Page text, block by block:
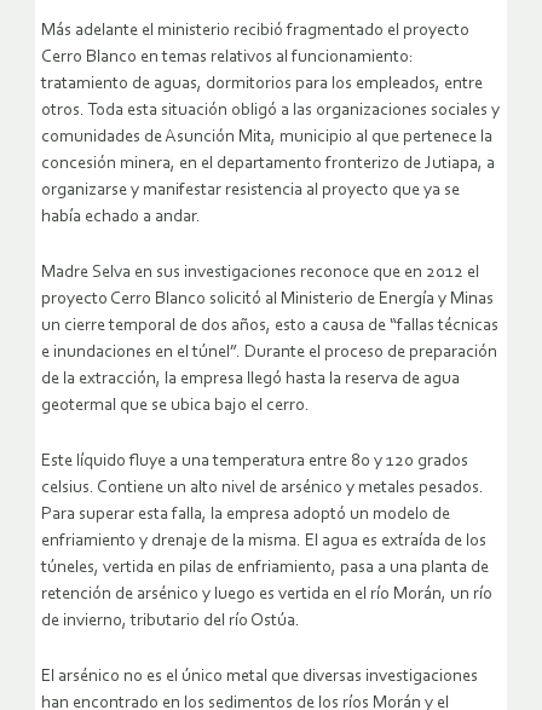
Más adelante el ministerio recibió fragmentado el proyecto
Cerro Blanco en temas relativos al funcionamiento:
tratamiento de aguas, dormitorios para los empleados, entre
otros. Toda esta situación obligó a las organizaciones sociales y
comunidades de Asunción Mita, municipio al que pertenece la
concesión minera, en el departamento fronterizo de Jutiapa, a
organizarse y manifestar resistencia al proyecto que ya se
había echado a andar.
Madre Selva en sus investigaciones reconoce que en 2012 el
proyecto Cerro Blanco solicitó al Ministerio de Energía y Minas
un cierre temporal de dos años, esto a causa de “fallas técnicas
e inundaciones en el túnel”. Durante el proceso de preparación
de la extracción, la empresa llegó hasta la reserva de agua
geotermal que se ubica bajo el cerro.
Este líquido fluye a una temperatura entre 80 y 120 grados
celsius. Contiene un alto nivel de arsénico y metales pesados.
Para superar esta falla, la empresa adoptó un modelo de
enfriamiento y drenaje de la misma. El agua es extraída de los
túneles, vertida en pilas de enfriamiento, pasa a una planta de
retención de arsénico y luego es vertida en el río Morán, un río
de invierno, tributario del río Ostúa.
El arsénico no es el único metal que diversas investigaciones
han encontrado en los sedimentos de los ríos Morán y el